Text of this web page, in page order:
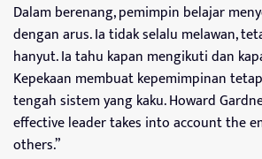
Dalam berenang, pemimpin belajar
dengan arus. Ia tidak selalu melawan,
hanyut. Ia tahu kapan mengikuti dan
Kepekaan membuat kepemimpinan
tengah sistem yang kaku. Howard
effective leader takes into account the
others.”